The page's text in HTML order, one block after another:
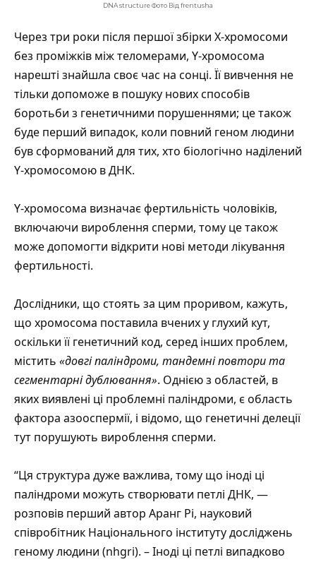
DNA structure Фото Від frentusha
Через три роки після першої збірки Х-хромосоми
без проміжків між теломерами, Y-хромосома
нарешті знайшла своє час на сонці. Її вивчення не
тільки допоможе в пошуку нових способів
боротьби з генетичними порушеннями; це також
буде перший випадок, коли повний геном людини
був сформований для тих, хто біологічно наділений
Y-хромосомою в ДНК.
Y-хромосома визначає фертильність чоловіків,
включаючи вироблення сперми, тому це також
може допомогти відкрити нові методи лікування
фертильності.
Дослідники, що стоять за цим проривом, кажуть,
що хромосома поставила вчених у глухий кут,
оскільки її генетичний код, серед інших проблем,
містить «довгі паліндроми, тандемні повтори та
сегментарні дублювання». Однією з областей, в
яких виявлені ці проблемні паліндроми, є область
фактора азооспермії, і відомо, що генетичні делеції
тут порушують вироблення сперми.
“Ця структура дуже важлива, тому що іноді ці
паліндроми можуть створювати петлі ДНК, —
розповів перший автор Аранг Рі, науковий
співробітник Національного інституту досліджень
геному людини (nhgri). – Іноді ці петлі випадково